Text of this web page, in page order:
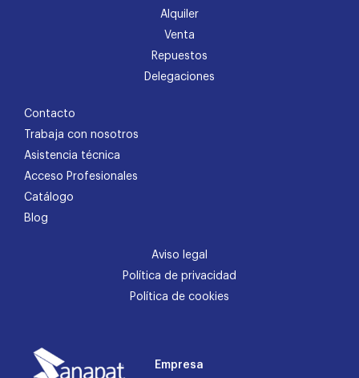
Alquiler
Venta
Repuestos
Delegaciones
Contacto
Trabaja con nosotros
Asistencia técnica
Acceso Profesionales
Catálogo
Blog
Aviso legal
Política de privacidad
Política de cookies
Empresa